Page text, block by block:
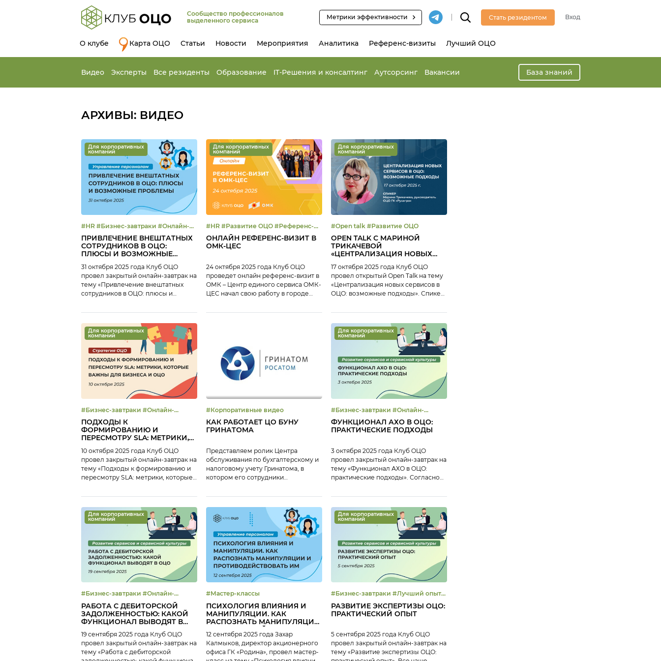
Сообщество профессионалов
выделенного сервиса
Метрики эффективности Стать резидентом Вход
О клубе Карта ОЦО Статьи Новости Мероприятия Аналитика Референс-визиты Лучший ОЦО
Видео Эксперты Все резиденты Образование IT-Решения и консалтинг Аутсорсинг Вакансии База знаний
АРХИВЫ: ВИДЕО
Для корпоративных
компаний
#HR #Бизнес-завтраки #Онлайн-
завтрак
ПРИВЛЕЧЕНИЕ ВНЕШТАТНЫХ
СОТРУДНИКОВ В ОЦО:
ПЛЮСЫ И ВОЗМОЖНЫЕ
ПРОБЛЕМЫ
31 октября 2025 года Клуб ОЦО
провел закрытый онлайн-завтрак на
тему «Привлечение внештатных
сотрудников в ОЦО: плюсы и
сервисные центры сталкиваются с
сложном рынке труда, особенно
остро это проблема встает в период
пиковых нагрузок, когда
переработки штатного персонала
увеличиваются, а
перераспределить нагрузку между
действующими сотрудниками не
всегда возможно. […]
Для корпоративных
компаний
#HR #Развитие ОЦО #Референс-
визит
ОНЛАЙН РЕФЕРЕНС-ВИЗИТ В
ОМК-ЦЕС
24 октября 2025 года Клуб ОЦО
проведет онлайн референс-визит в
ОМК – Центр единого сервиса ОМК-
ЦЕС начал свою работу в городе
2016 году. Сегодня ОМК-ЦЕС – это
и подготовки отчетности
осуществляет HR-сервисы,
казначейские функции,
административно-хозяйственный
функционал, поддержку закупок и
экономический функционал […]
Для корпоративных
компаний
#Open talk #Развитие ОЦО
OPEN TALK С МАРИНОЙ
ТРИКАЧЕВОЙ
«ЦЕНТРАЛИЗАЦИЯ НОВЫХ
СЕРВИСОВ В ОЦО:
ВОЗМОЖНЫЕ ПОДХОДЫ»
17 октября 2025 года Клуб ОЦО
провел открытый Open Talk на тему
«Централизация новых сервисов в
ОЦО: возможные подходы». Спикер
ОЦО ГК «Русагро». В рамках Open
опытом: Тайм-коды: 00:08
Приветствие участников Open Talk
01:22 Анонс мероприятий Клуба
ОЦО 05:15 О развитии ОЦО Русагро и
расширении сервисов, которые […]
Для корпоративных
компаний
#Бизнес-завтраки #Онлайн-
завтрак #Сервисная культура
#Управление эффективностью
ПОДХОДЫ К
ФОРМИРОВАНИЮ И
ПЕРЕСМОТРУ SLA: МЕТРИКИ,
КОТОРЫЕ ВАЖНЫ ДЛЯ
БИЗНЕСА И ОЦО
10 октября 2025 года Клуб ОЦО
провел закрытый онлайн-завтрак на
тему «Подходы к формированию и
пересмотру SLA: метрики, которые
формирования SLA актуальна не
зрелых Центров, которые вышли на
новый уровень взаимодействия с
бизнесом и стремятся регулярно
пересматривать метрики SLA с
учетом новых […]
#Корпоративные видео
КАК РАБОТАЕТ ЦО БУНУ
ГРИНАТОМА
Представляем ролик Центра
обслуживания по бухгалтерскому и
налоговому учету Гринатома, в
котором его сотрудники
своей работе.
Для корпоративных
компаний
#Бизнес-завтраки #Онлайн-
завтрак #Развитие ОЦО
ФУНКЦИОНАЛ АХО В ОЦО:
ПРАКТИЧЕСКИЕ ПОДХОДЫ
3 октября 2025 года Клуб ОЦО
провел закрытый онлайн-завтрак на
тему «Функционал АХО в ОЦО:
практические подходы». Согласно
современного ОЦО» на
выполняют те или иные функции,
относящиеся к административно-
хозяйственному обеспечению. На
закрытом онлайн-завтраке 3
октября представители ОЦО
обсудили: Тайм-коды: 00:05
Приветствие участников нлайн-
завтрака 00:35 Анонс мероприятий
Клуба ОЦО […]
Для корпоративных
компаний
#Бизнес-завтраки #Онлайн-
завтрак #Развитие ОЦО
РАБОТА С ДЕБИТОРСКОЙ
ЗАДОЛЖЕННОСТЬЮ: КАКОЙ
ФУНКЦИОНАЛ ВЫВОДЯТ В
19 сентября 2025 года Клуб ОЦО
провел закрытый онлайн-завтрак на
тему «Работа с дебиторской
#Мастер-классы
ПСИХОЛОГИЯ ВЛИЯНИЯ И
МАНИПУЛЯЦИИ. КАК
РАСПОЗНАТЬ МАНИПУЛЯЦИИ
И ПРОТИВОДЕЙСТВОВАТЬ ИМ
12 сентября 2025 года Захар
Калмыков, директор акционерного
офиса ГК «Родина», провел мастер-
Для корпоративных
компаний
#Бизнес-завтраки #Лучший опыт
#Онлайн-завтрак #Развитие ОЦО
РАЗВИТИЕ ЭКСПЕРТИЗЫ ОЦО:
ПРАКТИЧЕСКИЙ ОПЫТ
5 сентября 2025 года Клуб ОЦО
провел закрытый онлайн-завтрак на
тему «Развитие экспертизы ОЦО: